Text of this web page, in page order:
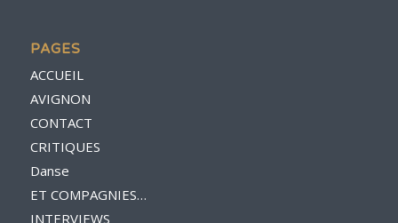
PAGES
ACCUEIL
AVIGNON
CONTACT
CRITIQUES
Danse
ET COMPAGNIES…
INTERVIEWS